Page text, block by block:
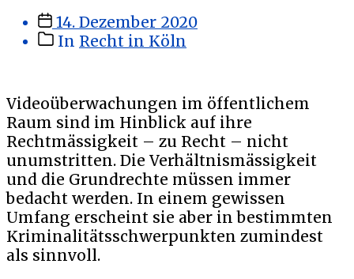
Veröffentlichungsdatum
14. Dezember 2020
Beitragskategorien
In Recht in Köln
Videoüberwachungen im öffentlichem
Raum sind im Hinblick auf ihre
Rechtmässigkeit – zu Recht – nicht
unumstritten. Die Verhältnismässigkeit
und die Grundrechte müssen immer
bedacht werden. In einem gewissen
Umfang erscheint sie aber in bestimmten
Kriminalitätsschwerpunkten zumindest
als sinnvoll.